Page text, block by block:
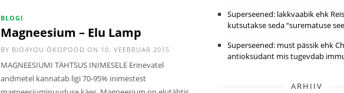
BLOGI
Magneesium – Elu Lamp
BY BIO4YOU ÖKOPOOD ON 10. VEEBRUAR 2015
MAGNEESIUMI TÄHTSUS INIMESELE Erinevatel
andmetel kannatab ligi 70-95% inimestest
Superseened: lakkvaabik ehk
kutsutakse seda “surematuse
Superseened: must pässik ehk
antioksüdant mis tugevdab
ARHIIV